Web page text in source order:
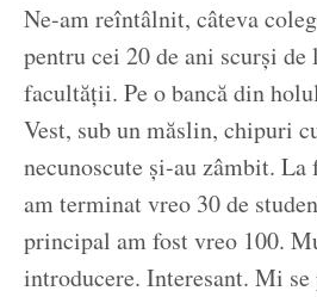
Ne-am reîntâlnit, câteva
pentru cei 20 de ani scurși de
facultății. Pe o bancă din
Vest, sub un măslin, chipuri
necunoscute și-au zâmbit. La
am terminat vreo 30 de
principal am fost vreo 100.
introducere. Interesant. Mi